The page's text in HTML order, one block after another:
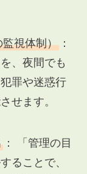
視体制）：
、夜間でも
罪や迷惑行
せます。
： 「管理の目
ることで、